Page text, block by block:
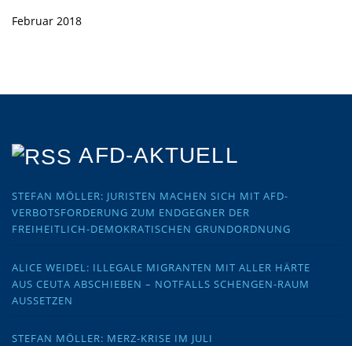
Februar 2018
AFD-AKTUELL
STEFAN MÖLLER: JURISTEN MACHEN SICH MIT AFD-
VERBOTSFORDERUNG ZUM ENDGEGNER DER
FREIHEITLICH-DEMOKRATISCHEN GRUNDORDNUNG
ALICE WEIDEL: ILLEGALE MIGRANTEN MIT ALLER HÄRTE
AUS CEUTA ABSCHIEBEN – NOTFALLS SCHENGEN-RAUM
AUSSETZEN
STEFAN MÖLLER: MERZ-KRISE IM JULI